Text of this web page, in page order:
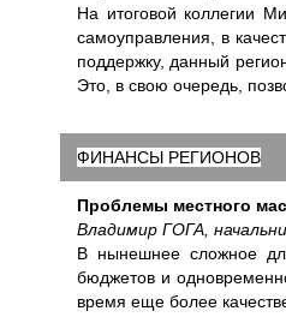
На итоговой коллегии
самоуправления, в
поддержку, данный
Это, в свою очередь,
ФИНАНСЫ РЕГИОНОВ
Проблемы местного
Владимир ГОГА,
В нынешнее сложное
бюджетов и
время еще более